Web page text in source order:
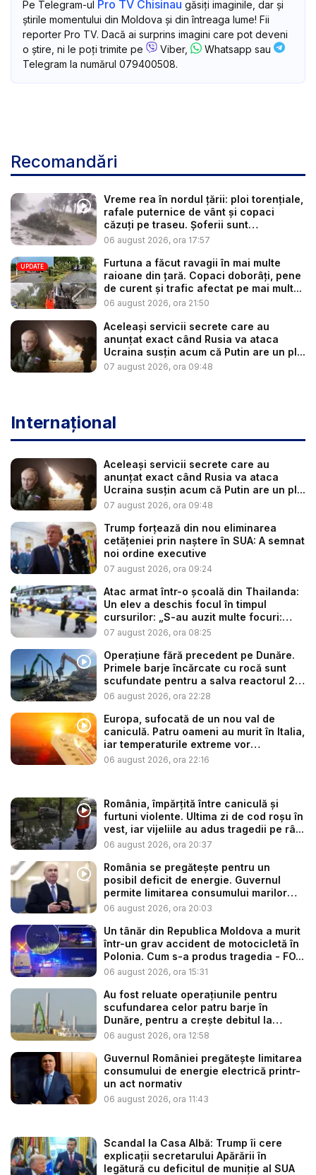
Pe Telegram-ul Pro TV Chisinau găsiți imaginile, dar și
știrile momentului din Moldova și din întreaga lume! Fii
reporter Pro TV. Dacă ai surprins imagini care pot deveni
o știre, ni le poți trimite pe
Viber,
Whatsapp sau
Telegram la numărul 079400508.
Recomandări
Vreme rea în nordul țării: ploi torențiale,
rafale puternice de vânt și copaci
căzuți pe traseu. Șoferii sunt
îndemnaț...
06 august 2026, ora 17:57
UPDATE
Furtuna a făcut ravagii în mai multe
raioane din țară. Copaci doborâți, pene
de curent și trafic afectat pe mai mult...
06 august 2026, ora 21:50
Aceleași servicii secrete care au
anunțat exact când Rusia va ataca
Ucraina susțin acum că Putin are un pl...
07 august 2026, ora 09:48
Internațional
Aceleași servicii secrete care au
anunțat exact când Rusia va ataca
Ucraina susțin acum că Putin are un pl...
07 august 2026, ora 09:48
Trump forțează din nou eliminarea
cetățeniei prin naștere în SUA: A semnat
noi ordine executive
07 august 2026, ora 09:24
Atac armat într-o școală din Thailanda:
Un elev a deschis focul în timpul
cursurilor: „S-au auzit multe focuri:
ba...
07 august 2026, ora 08:25
Operațiune fără precedent pe Dunăre.
Primele barje încărcate cu rocă sunt
scufundate pentru a salva reactorul 2
...
06 august 2026, ora 22:28
Europa, sufocată de un nou val de
caniculă. Patru oameni au murit în Italia,
iar temperaturile extreme vor
continua...
06 august 2026, ora 22:16
România, împărțită între caniculă și
furtuni violente. Ultima zi de cod roșu în
vest, iar vijeliile au adus tragedii pe râ...
06 august 2026, ora 20:37
România se pregătește pentru un
posibil deficit de energie. Guvernul
permite limitarea consumului marilor
co...
06 august 2026, ora 20:03
Un tânăr din Republica Moldova a murit
într-un grav accident de motocicletă în
Polonia. Cum s-a produs tragedia - FO...
06 august 2026, ora 15:31
Au fost reluate operațiunile pentru
scufundarea celor patru barje în
Dunăre, pentru a crește debitul la
cent...
06 august 2026, ora 12:58
Guvernul României pregătește limitarea
consumului de energie electrică printr-
un act normativ
06 august 2026, ora 11:43
Scandal la Casa Albă: Trump îi cere
explicații secretarului Apărării în
legătură cu deficitul de muniție al SUA